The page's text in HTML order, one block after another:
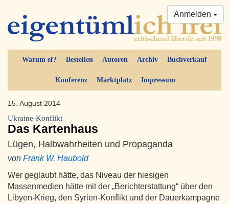
Warum ef? Bestellen Autoren Archiv Buchverkauf
Konferenz Marktplatz Impressum
Anmelden
15. August 2014
Ukraine-Konflikt
Das Kartenhaus
Lügen, Halbwahrheiten und Propaganda
von Frank W. Haubold
Wer geglaubt hätte, das Niveau der hiesigen
Massenmedien hätte mit der „Berichterstattung“ über den
Libyen-Krieg, den Syrien-Konflikt und der Dauerkampagne